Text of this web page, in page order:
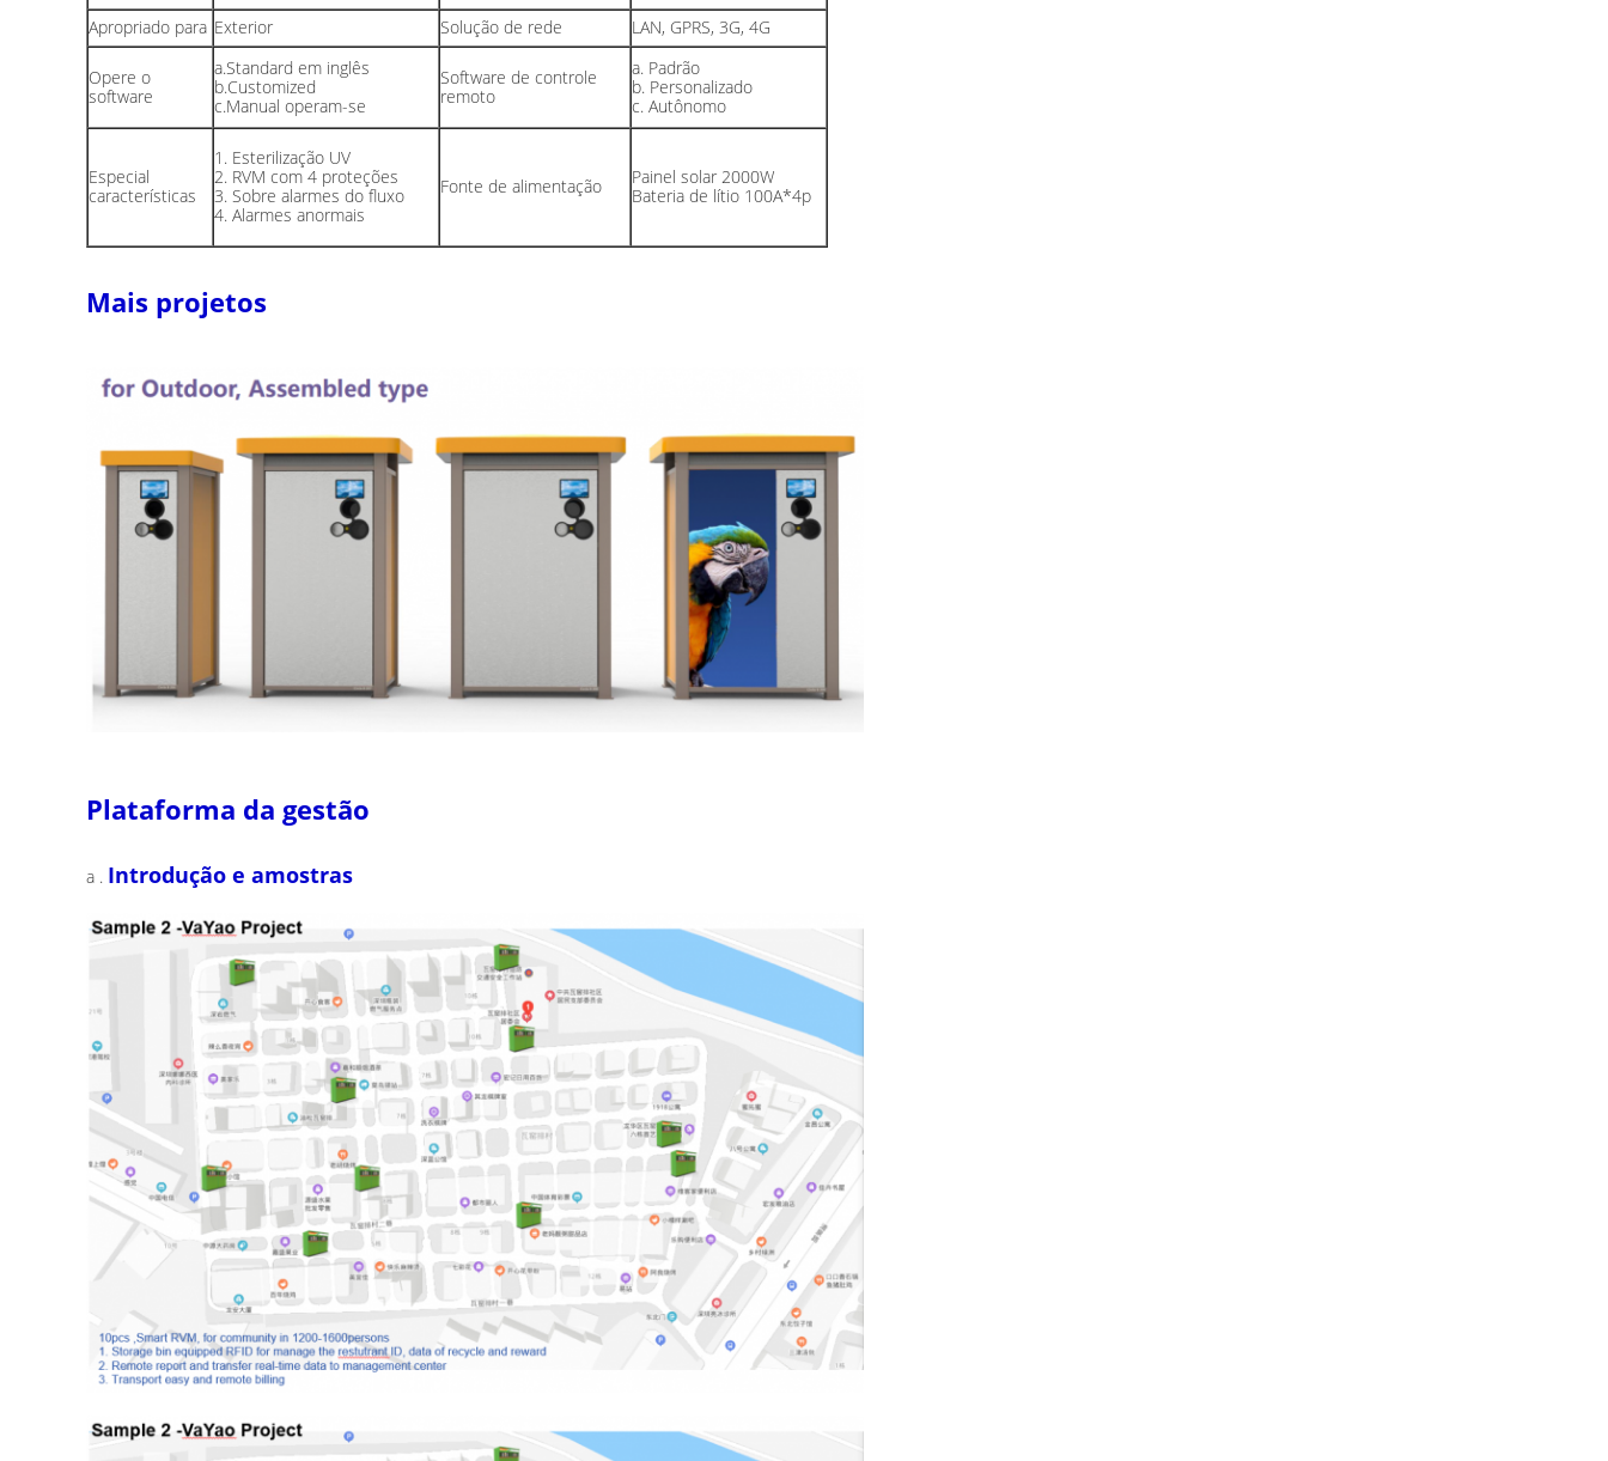
Apropriado para Exterior Solução de rede LAN, GPRS, 3G, 4G
Opere o
software
a.Standard em inglês
b.Customized
c.Manual operam-se
Software de controle
remoto
a. Padrão
b. Personalizado
c. Autônomo
Especial
características
1. Esterilização UV
2. RVM com 4 proteções
3. Sobre alarmes do fluxo
4. Alarmes anormais
Fonte de alimentação
Painel solar 2000W
Bateria de lítio 100A*4p
Mais projetos
Plataforma da gestão
a . Introdução e amostras